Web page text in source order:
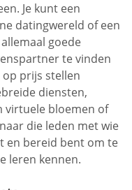
Je kunt een
datingwereld of een
goede
te vinden
prijs stellen
diensten,
virtuele bloemen of
die leden met wie
en bereid bent om te
leren kennen.